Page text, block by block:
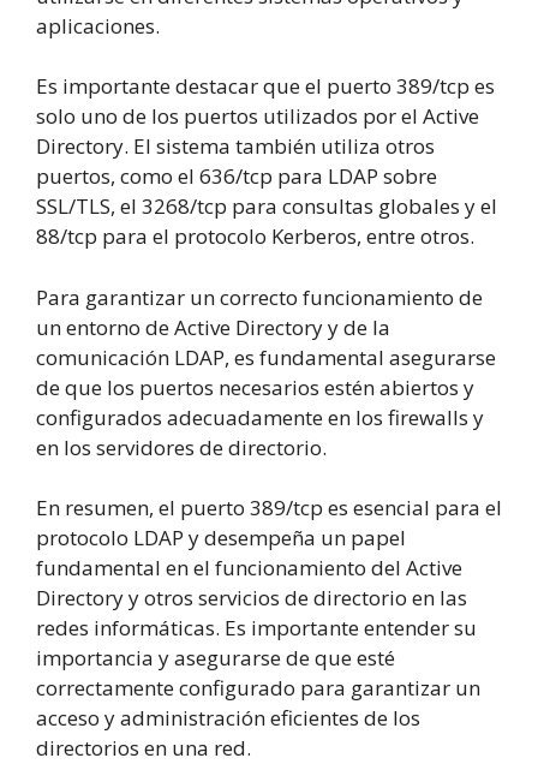
aplicaciones.
Es importante destacar que el puerto 389/tcp es
solo uno de los puertos utilizados por el Active
Directory. El sistema también utiliza otros
puertos, como el 636/tcp para LDAP sobre
SSL/TLS, el 3268/tcp para consultas globales y el
88/tcp para el protocolo Kerberos, entre otros.
Para garantizar un correcto funcionamiento de
un entorno de Active Directory y de la
comunicación LDAP, es fundamental asegurarse
de que los puertos necesarios estén abiertos y
configurados adecuadamente en los firewalls y
en los servidores de directorio.
En resumen, el puerto 389/tcp es esencial para el
protocolo LDAP y desempeña un papel
fundamental en el funcionamiento del Active
Directory y otros servicios de directorio en las
redes informáticas. Es importante entender su
importancia y asegurarse de que esté
correctamente configurado para garantizar un
acceso y administración eficientes de los
directorios en una red.